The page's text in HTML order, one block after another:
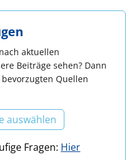
aktuellen
Beiträge sehen? Dann
Quellen
auswählen
Fragen: Hier